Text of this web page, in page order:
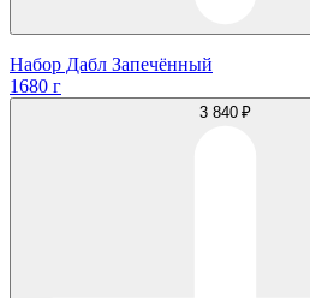
Набор Дабл Запечённый
1680 г
3 840 ₽